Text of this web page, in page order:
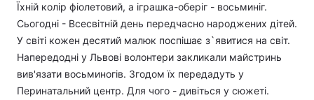
Їхній колір фіолетовий, а іграшка-оберіг - восьминіг.
Сьогодні - Всесвітній день передчасно народжених дітей.
У світі кожен десятий малюк поспішає з`явитися на світ.
Напередодні у Львові волонтери закликали майстринь
вив'язати восьминогів. Згодом їх передадуть у
Перинатальний центр. Для чого - дивіться у сюжеті.